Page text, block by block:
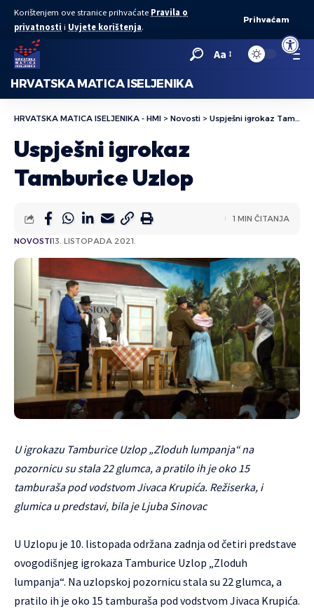
Open
Korištenjem ove stranice prihvaćate Pravila o
privatnosti i Uvjete korištenja.
Prihvaćam
Aa
HRVATSKA MATICA ISELJENIKA
HRVATSKA MATICA ISELJENIKA - HMI > Novosti > Uspješni igrokaz Tamburice Uzlop
Uspješni igrokaz
Tamburice Uzlop
NOVOSTI13. LISTOPADA 2021.
1 MIN ČITANJA
U igrokazu Tamburice Uzlop „Zloduh lumpanja“ na
pozornicu su stala 22 glumca, a pratilo ih je oko 15
tamburaša pod vodstvom Jivaca Krupića. Režiserka, i
glumica u predstavi, bila je Ljuba Sinovac
U Uzlopu je 10. listopada održana zadnja od četiri predstave
ovogodišnjeg igrokaza Tamburice Uzlop „Zloduh
lumpanja“. Na uzlopskoj pozornicu stala su 22 glumca, a
pratilo ih je oko 15 tamburaša pod vodstvom Jivaca Krupića.